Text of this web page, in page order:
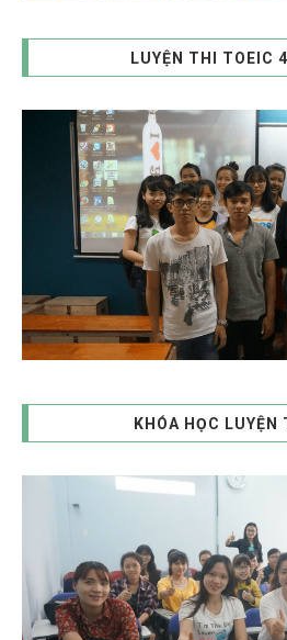
LUYỆN THI TOEIC
KHÓA HỌC LUYỆN